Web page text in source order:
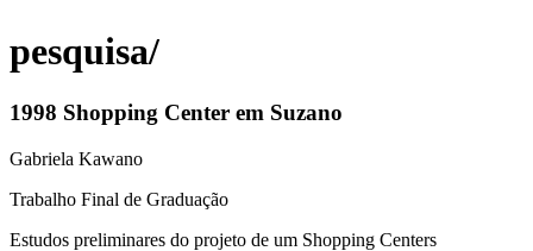
pesquisa/
1998 Shopping Center em Suzano
Gabriela Kawano
Trabalho Final de Graduação
Estudos preliminares do projeto de um Shopping Centers